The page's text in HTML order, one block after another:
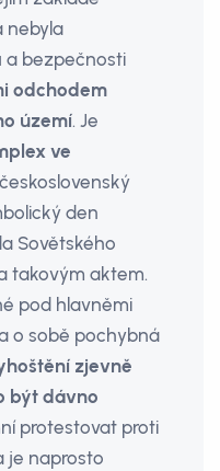
nebyla
a bezpečnosti
odchodem
území. Je
ve
den
Sovětského
takovým aktem.
pod hlavněmi
o sobě pochybná
zjevně
být dávno
protestovat proti
je naprosto